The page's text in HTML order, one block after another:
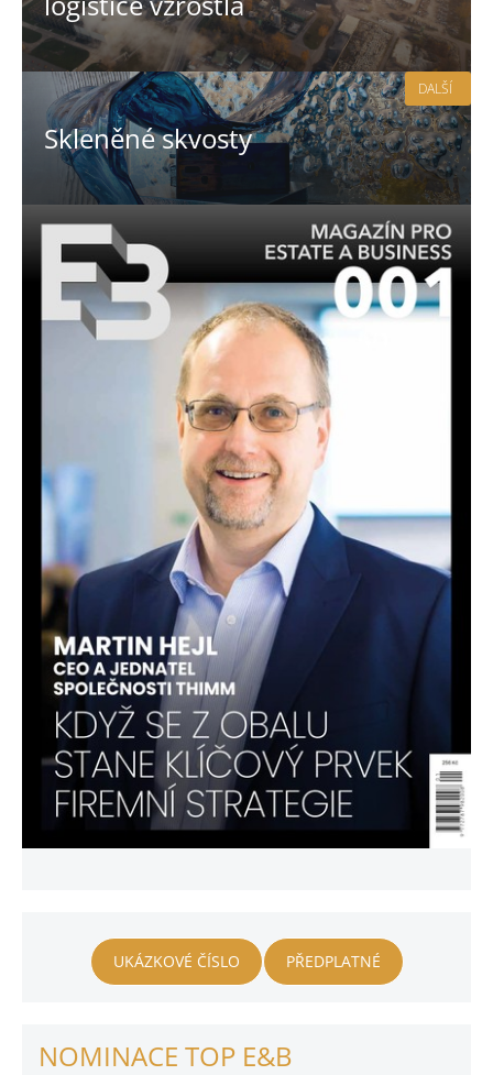
Skleněné skvosty
DALŠÍ
UKÁZKOVÉ ČÍSLO PŘEDPLATNÉ
NOMINACE TOP E&B